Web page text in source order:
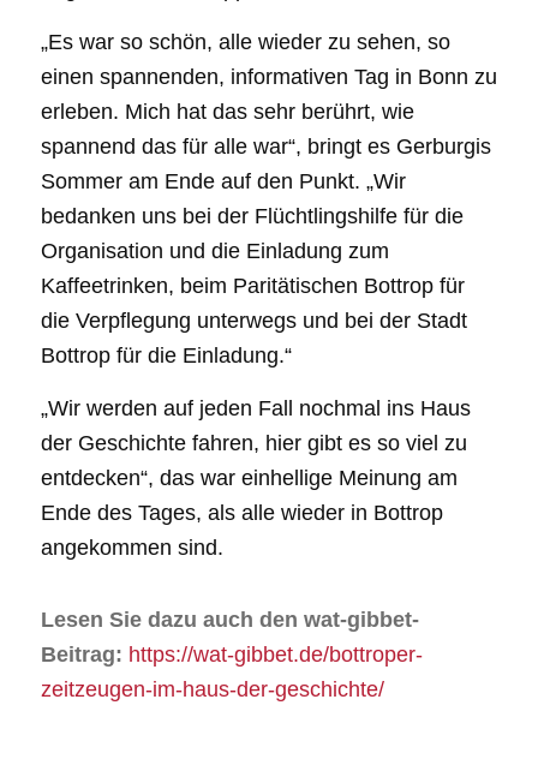
„Es war so schön, alle wieder zu sehen, so
einen spannenden, informativen Tag in Bonn zu
erleben. Mich hat das sehr berührt, wie
spannend das für alle war“, bringt es Gerburgis
Sommer am Ende auf den Punkt. „Wir
bedanken uns bei der Flüchtlingshilfe für die
Organisation und die Einladung zum
Kaffeetrinken, beim Paritätischen Bottrop für
die Verpflegung unterwegs und bei der Stadt
Bottrop für die Einladung.“
„Wir werden auf jeden Fall nochmal ins Haus
der Geschichte fahren, hier gibt es so viel zu
entdecken“, das war einhellige Meinung am
Ende des Tages, als alle wieder in Bottrop
angekommen sind.
Lesen Sie dazu auch den wat-gibbet-
Beitrag: https://wat-gibbet.de/bottroper-
zeitzeugen-im-haus-der-geschichte/